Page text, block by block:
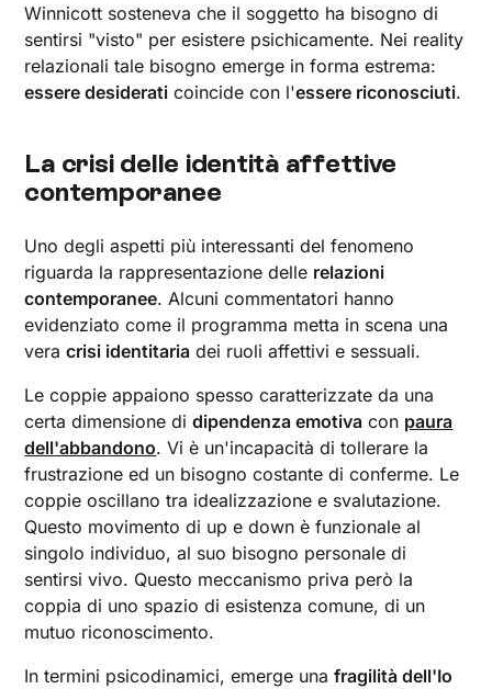
Winnicott sosteneva che il soggetto ha bisogno di
sentirsi "visto" per esistere psichicamente. Nei reality
relazionali tale bisogno emerge in forma estrema:
essere desiderati coincide con l'essere riconosciuti.
La crisi delle identità affettive
contemporanee
Uno degli aspetti più interessanti del fenomeno
riguarda la rappresentazione delle relazioni
contemporanee. Alcuni commentatori hanno
evidenziato come il programma metta in scena una
veracrisi identitaria dei ruoli affettivi e sessuali.
Le coppie appaiono spesso caratterizzate da una
certa dimensione didipendenza emotiva con paura
dell'abbandono. Vi è un'incapacità di tollerare la
frustrazione ed un bisogno costante di conferme. Le
coppie oscillano tra idealizzazione e svalutazione.
Questo movimento di up e down è funzionale al
singolo individuo, al suo bisogno personale di
sentirsi vivo. Questo meccanismo priva però la
coppia di uno spazio di esistenza comune, di un
mutuo riconoscimento.
In termini psicodinamici, emerge unafragilità dell'Io